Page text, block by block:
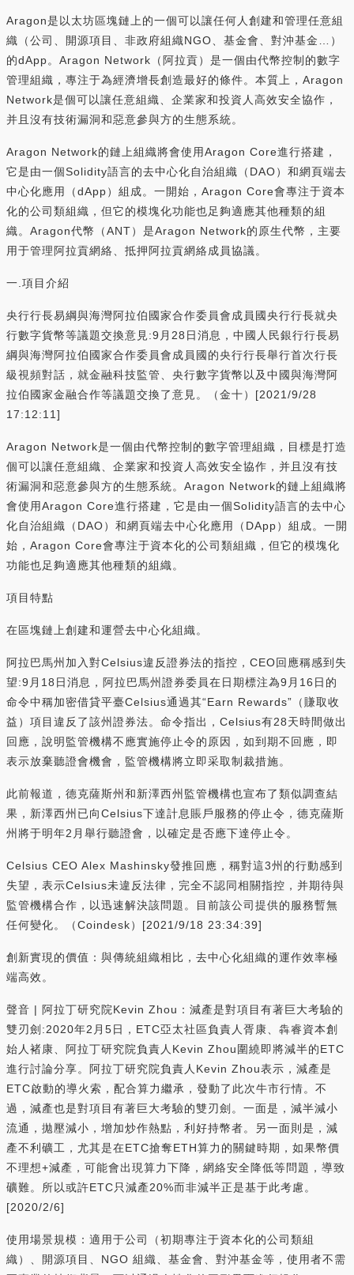
Aragon是以太坊區塊鏈上的一個可以讓任何人創建和管理任意組
織（公司、開源項目、非政府組織NGO、基金會、對沖基金…）
的dApp。Aragon Network（阿拉貢）是一個由代幣控制的數字
管理組織，專注于為經濟增長創造最好的條件。本質上，Aragon
Network是個可以讓任意組織、企業家和投資人高效安全協作，
并且沒有技術漏洞和惡意參與方的生態系統。
Aragon Network的鏈上組織將會使用Aragon Core進行搭建，
它是由一個Solidity語言的去中心化自治組織（DAO）和網頁端去
中心化應用（dApp）組成。一開始，Aragon Core會專注于資本
化的公司類組織，但它的模塊化功能也足夠適應其他種類的組
織。Aragon代幣（ANT）是Aragon Network的原生代幣，主要
用于管理阿拉貢網絡、抵押阿拉貢網絡成員協議。
一.項目介紹
央行行長易綱與海灣阿拉伯國家合作委員會成員國央行行長就央
行數字貨幣等議題交換意見:9月28日消息，中國人民銀行行長易
綱與海灣阿拉伯國家合作委員會成員國的央行行長舉行首次行長
級視頻對話，就金融科技監管、央行數字貨幣以及中國與海灣阿
拉伯國家金融合作等議題交換了意見。（金十）[2021/9/28
17:12:11]
Aragon Network是一個由代幣控制的數字管理組織，目標是打造
個可以讓任意組織、企業家和投資人高效安全協作，并且沒有技
術漏洞和惡意參與方的生態系統。Aragon Network的鏈上組織將
會使用Aragon Core進行搭建，它是由一個Solidity語言的去中心
化自治組織（DAO）和網頁端去中心化應用（DApp）組成。一開
始，Aragon Core會專注于資本化的公司類組織，但它的模塊化
功能也足夠適應其他種類的組織。
項目特點
在區塊鏈上創建和運營去中心化組織。
阿拉巴馬州加入對Celsius違反證券法的指控，CEO回應稱感到失
望:9月18日消息，阿拉巴馬州證券委員在日期標注為9月16日的
命令中稱加密借貸平臺Celsius通過其“Earn Rewards”（賺取收
益）項目違反了該州證券法。命令指出，Celsius有28天時間做出
回應，說明監管機構不應實施停止令的原因，如到期不回應，即
表示放棄聽證會機會，監管機構將立即采取制裁措施。
此前報道，德克薩斯州和新澤西州監管機構也宣布了類似調查結
果，新澤西州已向Celsius下達計息賬戶服務的停止令，德克薩斯
州將于明年2月舉行聽證會，以確定是否應下達停止令。
Celsius CEO Alex Mashinsky發推回應，稱對這3州的行動感到
失望，表示Celsius未違反法律，完全不認同相關指控，并期待與
監管機構合作，以迅速解決該問題。目前該公司提供的服務暫無
任何變化。（Coindesk）[2021/9/18 23:34:39]
創新實現的價值：與傳統組織相比，去中心化組織的運作效率極
端高效。
聲音 | 阿拉丁研究院Kevin Zhou：減產是對項目有著巨大考驗的
雙刃劍:2020年2月5日，ETC亞太社區負責人胥康、犇睿資本創
始人褚康、阿拉丁研究院負責人Kevin Zhou圍繞即將減半的ETC
進行討論分享。阿拉丁研究院負責人Kevin Zhou表示，減產是
ETC啟動的導火索，配合算力繼承，發動了此次牛市行情。不
過，減產也是對項目有著巨大考驗的雙刃劍。一面是，減半減小
流通，拋壓減小，增加炒作熱點，利好持幣者。另一面則是，減
產不利礦工，尤其是在ETC搶奪ETH算力的關鍵時期，如果幣價
不理想+減產，可能會出現算力下降，網絡安全降低等問題，導致
礦難。所以或許ETC只減產20%而非減半正是基于此考慮。
[2020/2/6]
使用場景規模：適用于公司（初期專注于資本化的公司類組
織）、開源項目、NGO 組織、基金會、對沖基金等，使用者不需